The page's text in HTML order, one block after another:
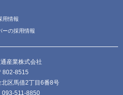
用情報
ーの採用情報
産業株式会社
802-8515
区馬借2丁目6番8号
093-511-8850